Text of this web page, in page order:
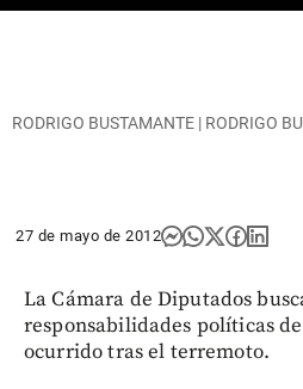
RODRIGO BUSTAMANTE | RODRIGO
27 de mayo de 2012
La Cámara de Diputados
responsabilidades políticas
ocurrido tras el terremoto.